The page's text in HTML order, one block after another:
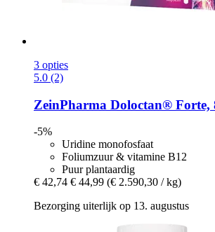
3 opties
5.0 (2)
ZeinPharma Doloctan® Forte,
-5%
Uridine monofosfaat
Foliumzuur & vitamine B12
Puur plantaardig
€ 42,74 € 44,99 (€ 2.590,30 / kg)
Bezorging uiterlijk op 13. augustus